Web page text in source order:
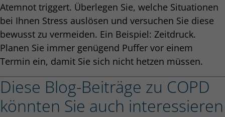
Atemnot triggert. Überlegen Sie, welche Situationen
bei Ihnen Stress auslösen und versuchen Sie diese
bewusst zu vermeiden. Ein Beispiel: Zeitdruck.
Planen Sie immer genügend Puffer vor einem
Termin ein, damit Sie sich nicht hetzen müssen.
Diese Blog-Beiträge zu COPD
könnten Sie auch interessieren